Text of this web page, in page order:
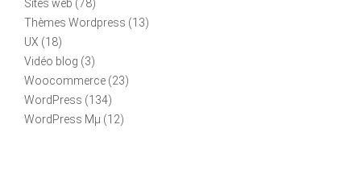
Sites web (78)
Thèmes Wordpress (13)
UX (18)
Vidéo blog (3)
Woocommerce (23)
WordPress (134)
WordPress Mµ (12)